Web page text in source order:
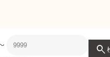
search